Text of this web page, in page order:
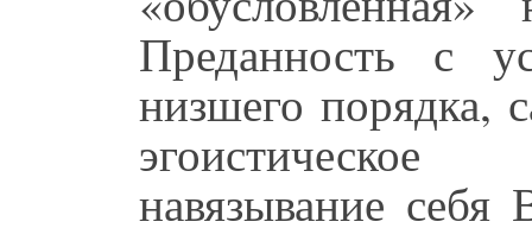
Преданность с
низшего порядка,
навязывание